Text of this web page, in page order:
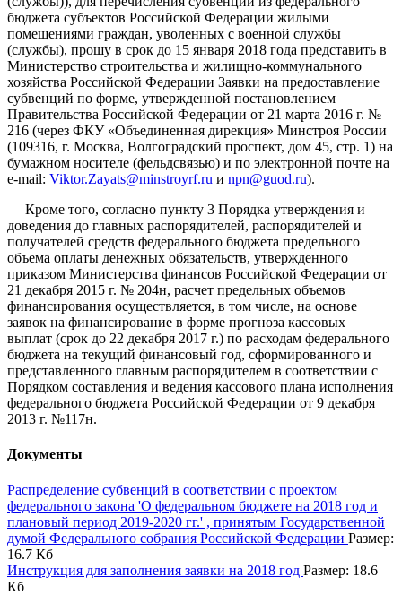
бюджета субъектов Российской Федерации жилыми
помещениями граждан, уволенных с военной службы
(службы), прошу в срок до 15 января 2018 года представить в
Министерство строительства и жилищно-коммунального
хозяйства Российской Федерации Заявки на предоставление
субвенций по форме, утвержденной постановлением
Правительства Российской Федерации от 21 марта 2016 г. №
216 (через ФКУ «Объединенная дирекция» Минстроя России
(109316, г. Москва, Волгоградский проспект, дом 45, стр. 1) на
бумажном носителе (фельдсвязью) и по электронной почте на
e-mail: Viktor.Zayats@minstroyrf.ru и npn@guod.ru).
Кроме того, согласно пункту 3 Порядка утверждения и
доведения до главных распорядителей, распорядителей и
получателей средств федерального бюджета предельного
объема оплаты денежных обязательств, утвержденного
приказом Министерства финансов Российской Федерации от
21 декабря 2015 г. № 204н, расчет предельных объемов
финансирования осуществляется, в том числе, на основе
заявок на финансирование в форме прогноза кассовых
выплат (срок до 22 декабря 2017 г.) по расходам федерального
бюджета на текущий финансовый год, сформированного и
представленного главным распорядителем в соответствии с
Порядком составления и ведения кассового плана исполнения
федерального бюджета Российской Федерации от 9 декабря
2013 г. №117н.
Документы
Распределение субвенций в соответствии с проектом
федерального закона 'О федеральном бюджете на 2018 год и
плановый период 2019-2020 гг.' , принятым Государственной
думой Федерального собрания Российской Федерации Размер:
16.7 Кб
Инструкция для заполнения заявки на 2018 год Размер: 18.6
Кб